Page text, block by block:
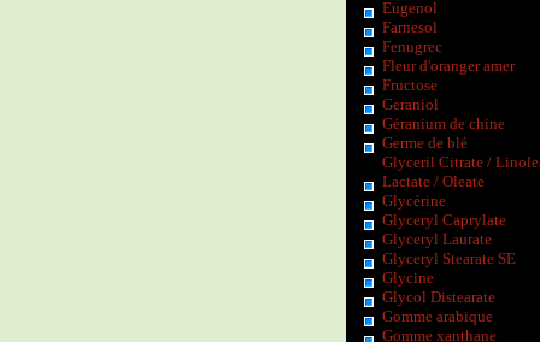
Eugenol
Farnesol
Fenugrec
Fleur d'oranger amer
Fructose
Geraniol
Géranium de chine
Germe de blé
Glyceril Citrate /
Lactate / Oleate
Glycérine
Glyceryl Caprylate
Glyceryl Laurate
Glyceryl Stearate SE
Glycine
Glycol Distearate
Gomme arabique
Gomme xanthane